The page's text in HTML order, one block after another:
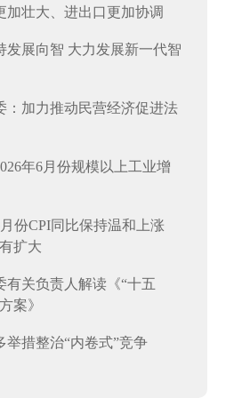
加壮大、进出口更加协调
发展向智 大力发展新一代智
：加力推动民营经济促进法
年6月份规模以上工业增
份CPI同比保持温和上涨
扩大
有关负责人解读《“十五
案》
举措整治“内卷式”竞争